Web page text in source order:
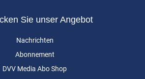
Sie unser Angebot
Nachrichten
Abonnement
DVV Media Abo Shop